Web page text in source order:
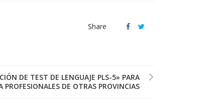
Share
DE TEST DE LENGUAJE PLS-5» PARA
PROFESIONALES DE OTRAS PROVINCIAS